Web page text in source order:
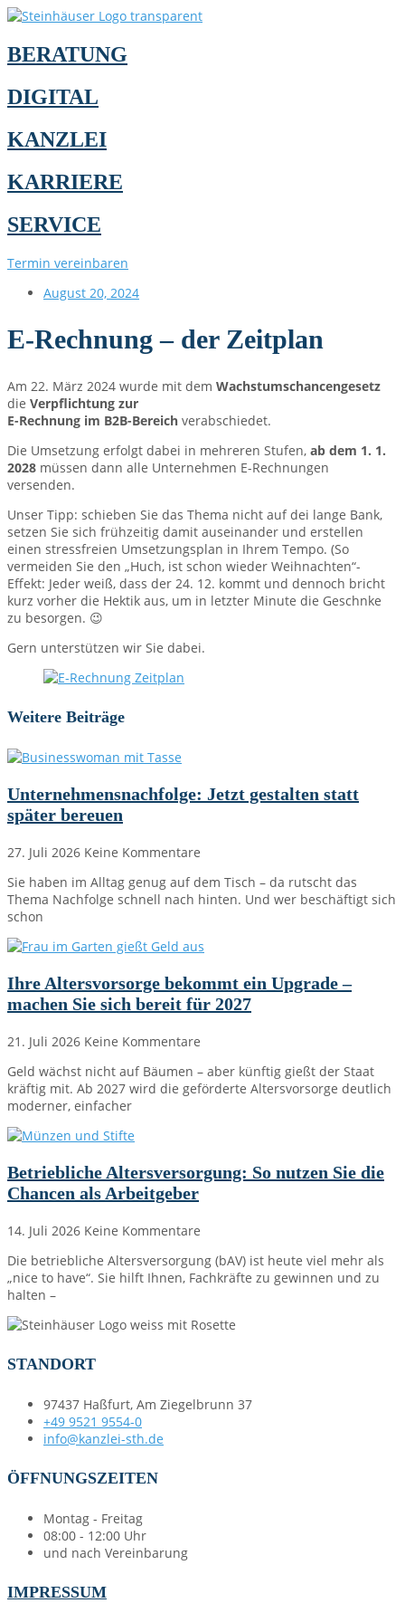
BERATUNG
DIGITAL
KANZLEI
KARRIERE
SERVICE
Termin vereinbaren
August 20, 2024
E-Rechnung – der Zeitplan
Am 22. März 2024 wurde mit dem Wachstumschancengesetz
die Verpflichtung zur
E-Rechnung im B2B-Bereich verabschiedet.
Die Umsetzung erfolgt dabei in mehreren Stufen, ab dem 1. 1.
2028 müssen dann alle Unternehmen E-Rechnungen
versenden.
Unser Tipp: schieben Sie das Thema nicht auf dei lange Bank,
setzen Sie sich frühzeitig damit auseinander und erstellen
einen stressfreien Umsetzungsplan in Ihrem Tempo. (So
vermeiden Sie den „Huch, ist schon wieder Weihnachten“-
Effekt: Jeder weiß, dass der 24. 12. kommt und dennoch bricht
kurz vorher die Hektik aus, um in letzter Minute die Geschnke
zu besorgen. 😉
Gern unterstützen wir Sie dabei.
Weitere Beiträge
Unternehmensnachfolge: Jetzt gestalten statt
später bereuen
27. Juli 2026 Keine Kommentare
Sie haben im Alltag genug auf dem Tisch – da rutscht das
Thema Nachfolge schnell nach hinten. Und wer beschäftigt sich
schon
Ihre Altersvorsorge bekommt ein Upgrade –
machen Sie sich bereit für 2027
21. Juli 2026 Keine Kommentare
Geld wächst nicht auf Bäumen – aber künftig gießt der Staat
kräftig mit. Ab 2027 wird die geförderte Altersvorsorge deutlich
moderner, einfacher
Betriebliche Altersversorgung: So nutzen Sie die
Chancen als Arbeitgeber
14. Juli 2026 Keine Kommentare
Die betriebliche Altersversorgung (bAV) ist heute viel mehr als
„nice to have“. Sie hilft Ihnen, Fachkräfte zu gewinnen und zu
halten –
STANDORT
97437 Haßfurt, Am Ziegelbrunn 37
+49 9521 9554-0
info@kanzlei-sth.de
ÖFFNUNGSZEITEN
Montag - Freitag
08:00 - 12:00 Uhr
und nach Vereinbarung
IMPRESSUM